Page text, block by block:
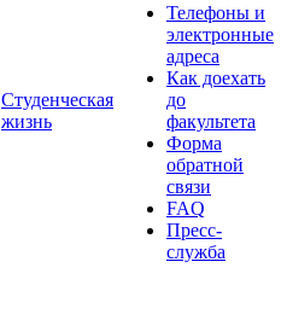
Студенческая
жизнь
Телефоны и
электронные
адреса
Как доехать
до
факультета
Форма
обратной
связи
FAQ
Пресс-
служба